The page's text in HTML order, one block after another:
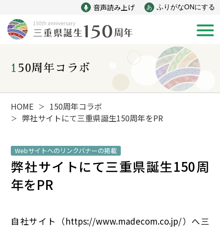
音声読み上げ あ ふりがなONにする
新着情報
みえ150年の歩み
産業 自然と文化
150周年コラボ
HOME ＞ 150周年コラボ
＞ 弊社サイトにて三重県誕生150周年をPR
Webサイトへのリンクバナーの掲載
弊社サイトにて三重県誕生150周
年をPR
自社サイト（https://www.madecom.co.jp/）へ三